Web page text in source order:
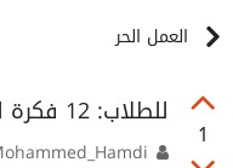
العمل الحر
1
للطلاب: 12 فكرة لتحقيق الدخ